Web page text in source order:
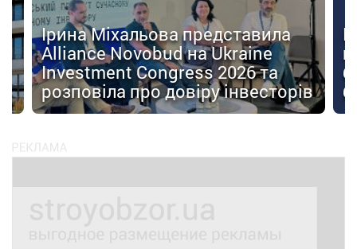
Ірина Міхальова представила
Alliance Novobud на Ukraine
Investment Congress 2026 та
розповіла про довіру інвесторів